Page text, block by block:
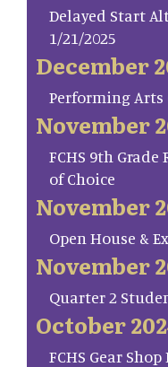
Delayed Start
1/21/2025
December
Performing Arts
November
FCHS 9th
of Choice
November
Open House &
November
Quarter 2
October
FCHS Gear Shop